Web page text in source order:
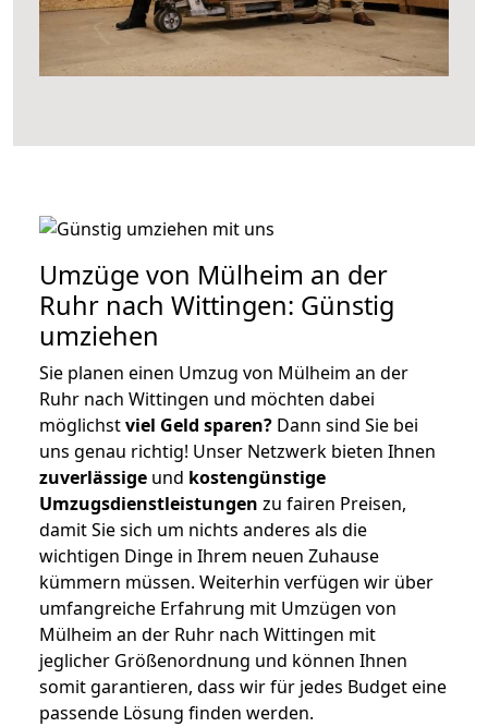
Umzüge von Mülheim an der
Ruhr nach Wittingen: Günstig
umziehen
Sie planen einen Umzug von Mülheim an der
Ruhr nach Wittingen und möchten dabei
möglichstviel Geld sparen? Dann sind Sie bei
uns genau richtig! Unser Netzwerk bieten Ihnen
zuverlässige und kostengünstige
Umzugsdienstleistungen zu fairen Preisen,
damit Sie sich um nichts anderes als die
wichtigen Dinge in Ihrem neuen Zuhause
kümmern müssen. Weiterhin verfügen wir über
umfangreiche Erfahrung mit Umzügen von
Mülheim an der Ruhr nach Wittingen mit
jeglicher Größenordnung und können Ihnen
somit garantieren, dass wir für jedes Budget eine
passende Lösung finden werden.